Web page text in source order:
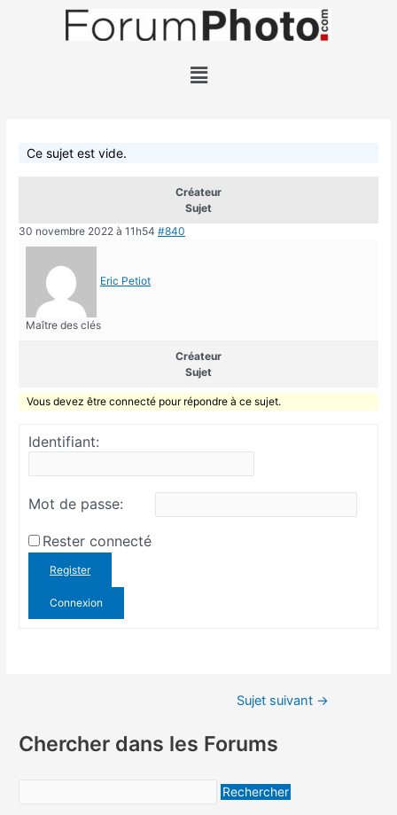
Ce sujet est vide.
Créateur
Sujet
30 novembre 2022 à 11h54 #840
Eric Petiot
Maître des clés
Créateur
Sujet
Vous devez être connecté pour répondre à ce sujet.
Identifiant:
Mot de passe:
Rester connecté
Register
Connexion
Sujet suivant →
Chercher dans les Forums